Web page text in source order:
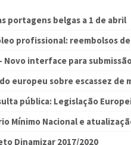
portagens belgas a 1 de abril
profissional: reembolsos
Novo interface para
europeu sobre escassez
pública: Legislação
Mínimo Nacional e
Dinamizar 2017/2020